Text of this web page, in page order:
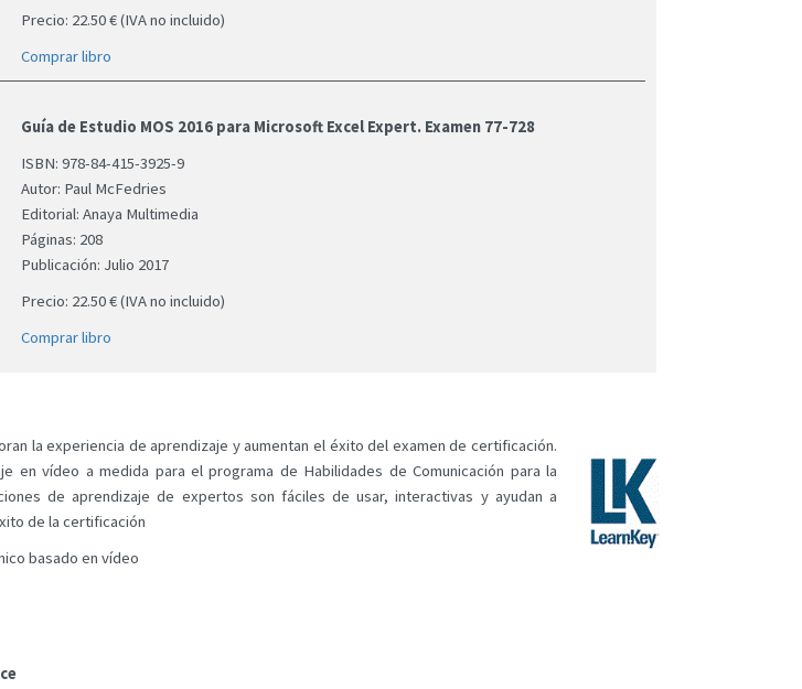
Precio: 22.50 € (IVA no incluido)
Comprar libro
Guía de Estudio MOS 2016 para Microsoft Excel Expert. Examen 77-728
ISBN: 978-84-415-3925-9
Autor: Paul McFedries
Editorial: Anaya Multimedia
Páginas: 208
Publicación: Julio 2017
Precio: 22.50 € (IVA no incluido)
Comprar libro
la experiencia de aprendizaje y aumentan el éxito del examen de certificación.
en vídeo a medida para el programa de Habilidades de Comunicación para la
de aprendizaje de expertos son fáciles de usar, interactivas y ayudan a
de la certificación
basado en vídeo